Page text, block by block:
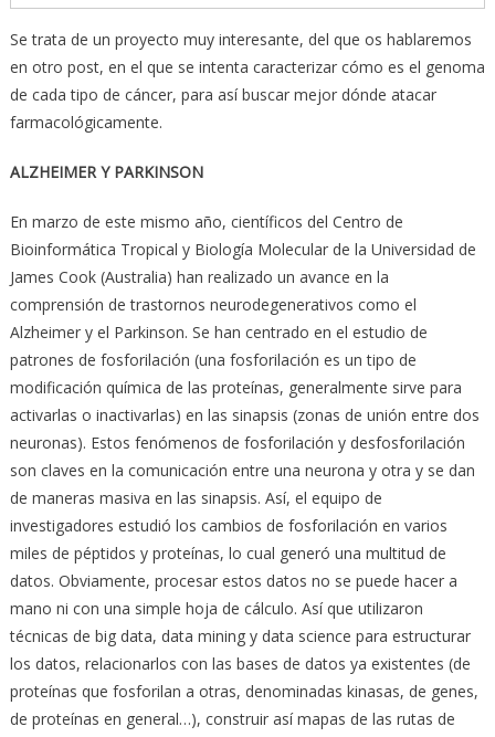
Se trata de un proyecto muy interesante, del que os hablaremos
en otro post, en el que se intenta caracterizar cómo es el genoma
de cada tipo de cáncer, para así buscar mejor dónde atacar
farmacológicamente.
ALZHEIMER Y PARKINSON
En marzo de este mismo año, científicos del Centro de
Bioinformática Tropical y Biología Molecular de la Universidad de
James Cook (Australia) han realizado un avance en la
comprensión de trastornos neurodegenerativos como el
Alzheimer y el Parkinson. Se han centrado en el estudio de
patrones de fosforilación (una fosforilación es un tipo de
modificación química de las proteínas, generalmente sirve para
activarlas o inactivarlas) en las sinapsis (zonas de unión entre dos
neuronas). Estos fenómenos de fosforilación y desfosforilación
son claves en la comunicación entre una neurona y otra y se dan
de maneras masiva en las sinapsis. Así, el equipo de
investigadores estudió los cambios de fosforilación en varios
miles de péptidos y proteínas, lo cual generó una multitud de
datos. Obviamente, procesar estos datos no se puede hacer a
mano ni con una simple hoja de cálculo. Así que utilizaron
técnicas de big data, data mining y data science para estructurar
los datos, relacionarlos con las bases de datos ya existentes (de
proteínas que fosforilan a otras, denominadas kinasas, de genes,
de proteínas en general…), construir así mapas de las rutas de